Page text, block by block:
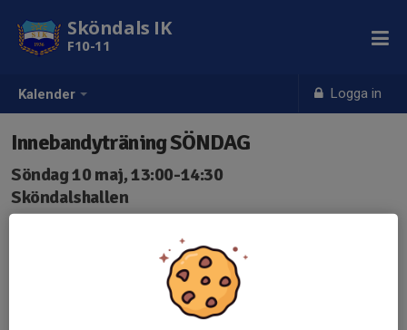
Kalender Logga in
Sköndals IK
F10-11
Innebandyträning SÖNDAG
Söndag 10 maj, 13:00-14:30
Sköndalshallen
Rulla boll innan vi provar material 🙂